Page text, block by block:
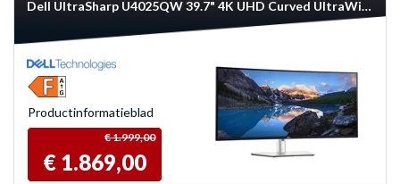
Dell UltraSharp U4025QW 39.7" 4K UHD Curved UltraWide monitor
Product­informatieblad
€ 1.999,00
€ 1.869,00